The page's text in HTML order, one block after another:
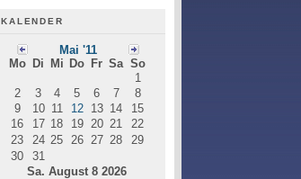
KALENDER
Mai '11
Mo
Di Mi Do Fr Sa So
Sa. August 8 2026
1
2
3 4 5 6 7
8
9
10 11 12 13 14
15
16
17 18 19 20 21
22
23
24 25 26 27 28
29
30
31